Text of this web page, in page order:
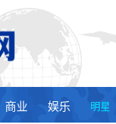
商业 娱乐 明星